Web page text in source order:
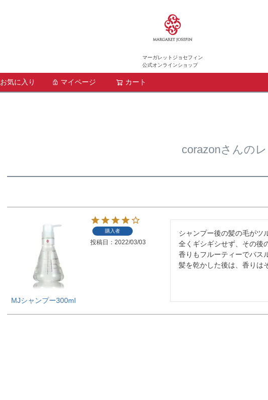
マーガレットジョセフィン
公式オンラインショップ
お気に入り マイページ カート
corazonさんの
MJシャンプー300ml
購入者
投稿日 2022/03/03
シャンプー後の髪の毛がツ
全くギシギシせず、その後
香りもフルーティーでバス
髪を乾かした後は、香りは